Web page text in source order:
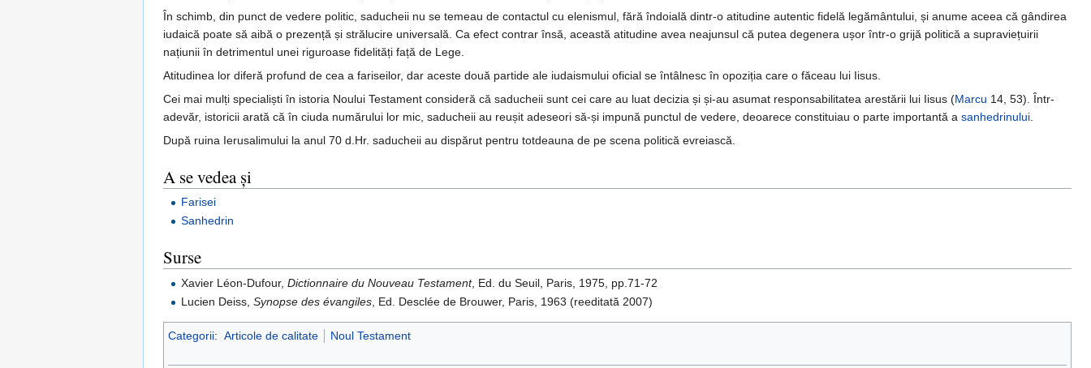
În schimb, din punct de vedere politic, saducheii nu se temeau de contactul cu elenismul, fără îndoială dintr-o atitudine autentic fidelă legământului, și anume aceea că gândirea
iudaică poate să aibă o prezență și strălucire universală. Ca efect contrar însă, această atitudine avea neajunsul că putea degenera ușor într-o grijă politică a supraviețuirii
națiunii în detrimentul unei riguroase fidelități față de Lege.
Atitudinea lor diferă profund de cea a fariseilor, dar aceste două partide ale iudaismului oficial se întâlnesc în opoziția care o făceau lui Iisus.
Cei mai mulți specialiști în istoria Noului Testament consideră că saducheii sunt cei care au luat decizia și și-au asumat responsabilitatea arestării lui Iisus (Marcu 14, 53). Într-
adevăr, istoricii arată că în ciuda numărului lor mic, saducheii au reușit adeseori să-și impună punctul de vedere, deoarece constituiau o parte importantă a sanhedrinului
După ruina Ierusalimului la anul 70 d.Hr. saducheii au dispărut pentru totdeauna de pe scena politică evreiască.
A se vedea și
Farisei
Sanhedrin
Surse
Xavier Léon-Dufour,Dictionnaire du Nouveau Testament, Ed. du Seuil, Paris, 1975, pp.71-72
Lucien Deiss,Synopse des évangiles , Ed. Desclée de Brouwer, Paris, 1963 (reeditată 2007)
Categorii: Articole de calitate Noul Testament